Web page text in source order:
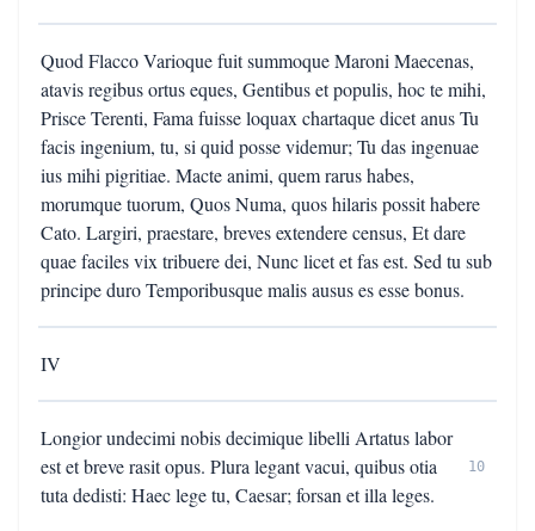
Quod Flacco Varioque fuit summoque Maroni Maecenas,
atavis regibus ortus eques, Gentibus et populis, hoc te mihi,
Prisce Terenti, Fama fuisse loquax chartaque dicet anus Tu
facis ingenium, tu, si quid posse videmur; Tu das ingenuae
ius mihi pigritiae. Macte animi, quem rarus habes,
morumque tuorum, Quos Numa, quos hilaris possit habere
Cato. Largiri, praestare, breves extendere census, Et dare
quae faciles vix tribuere dei, Nunc licet et fas est. Sed tu sub
principe duro Temporibusque malis ausus es esse bonus.
IV
Longior undecimi nobis decimique libelli Artatus labor
est et breve rasit opus. Plura legant vacui, quibus otia
tuta dedisti: Haec lege tu, Caesar; forsan et illa leges.
10